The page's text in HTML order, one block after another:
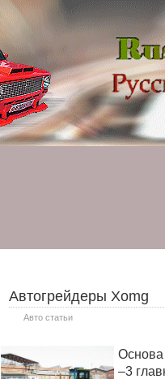
Автогрейдеры Xomg
Авто статьи
Основа
–3